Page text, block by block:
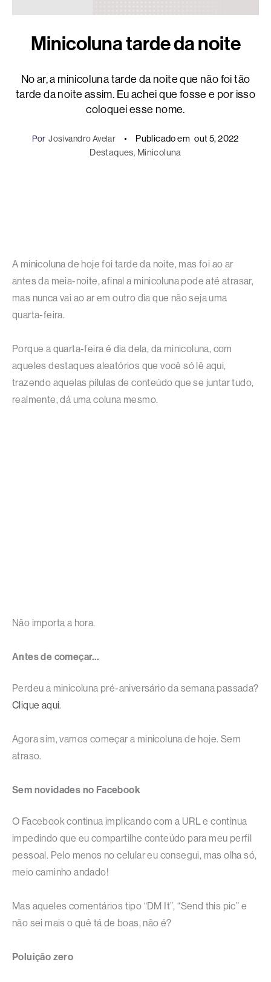
Minicoluna tarde da noite
No ar, a minicoluna tarde da noite que não foi tão
tarde da noite assim. Eu achei que fosse e por isso
coloquei esse nome.
Por Josivandro Avelar Publicado em out 5, 2022
Destaques, Minicoluna
A minicoluna de hoje foi tarde da noite, mas foi ao ar
antes da meia-noite, afinal a minicoluna pode até atrasar,
mas nunca vai ao ar em outro dia que não seja uma
quarta-feira.
Porque a quarta-feira é dia dela, da minicoluna, com
aqueles destaques aleatórios que você só lê aqui,
trazendo aquelas pílulas de conteúdo que se juntar tudo,
realmente, dá uma coluna mesmo.
Não importa a hora.
Antes de começar…
Perdeu a minicoluna pré-aniversário da semana passada?
Clique aqui.
Agora sim, vamos começar a minicoluna de hoje. Sem
atraso.
Sem novidades no Facebook
O Facebook continua implicando com a URL e continua
impedindo que eu compartilhe conteúdo para meu perfil
pessoal. Pelo menos no celular eu consegui, mas olha só,
meio caminho andado!
Mas aqueles comentários tipo “DM It”, “Send this pic” e
não sei mais o quê tá de boas, não é?
Poluição zero